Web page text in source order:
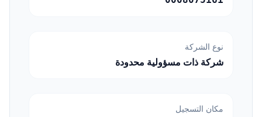
نوع الشركة
شركة ذات مسؤولية محدودة
مكان التسجيل